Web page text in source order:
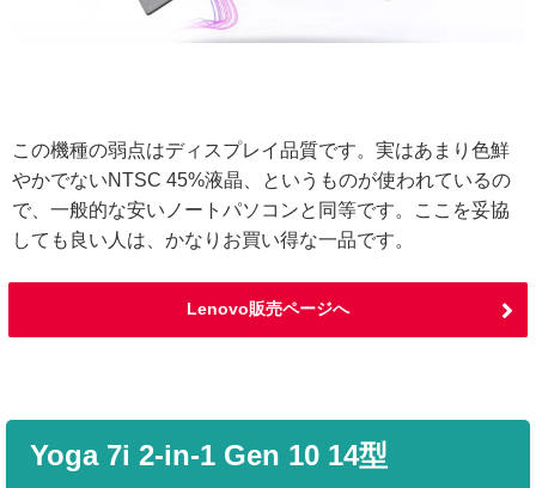
この機種の弱点はディスプレイ品質です。実はあまり色鮮
やかでないNTSC 45%液晶、というものが使われているの
で、一般的な安いノートパソコンと同等です。ここを妥協
しても良い人は、かなりお買い得な一品です。
Lenovo販売ページへ
Yoga 7i 2-in-1 Gen 10 14型